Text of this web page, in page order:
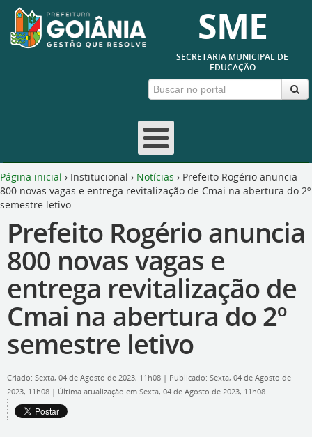
SME
SECRETARIA MUNICIPAL DE
EDUCAÇÃO
Página inicial › Institucional › Notícias › Prefeito Rogério anuncia
800 novas vagas e entrega revitalização de Cmai na abertura do 2º
semestre letivo
Prefeito Rogério anuncia
800 novas vagas e
entrega revitalização de
Cmai na abertura do 2º
semestre letivo
Criado: Sexta, 04 de Agosto de 2023, 11h08 | Publicado: Sexta, 04 de Agosto de
2023, 11h08 | Última atualização em Sexta, 04 de Agosto de 2023, 11h08